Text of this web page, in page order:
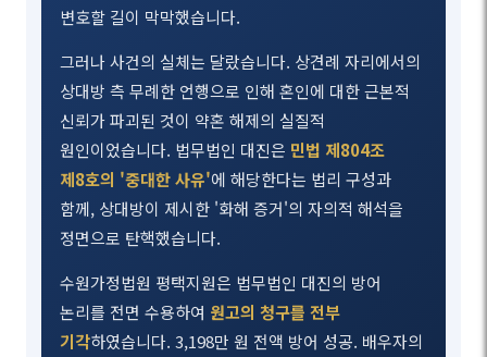
변호할 길이 막막했습니다.
그러나 사건의 실체는 달랐습니다. 상견례 자리에서의
상대방 측 무례한 언행으로 인해 혼인에 대한 근본적
신뢰가 파괴된 것이 약혼 해제의 실질적
원인이었습니다. 법무법인 대진은 민법 제804조
제8호의 '중대한 사유'에 해당한다는 법리 구성과
함께, 상대방이 제시한 '화해 증거'의 자의적 해석을
정면으로 탄핵했습니다.
수원가정법원 평택지원은 법무법인 대진의 방어
논리를 전면 수용하여 원고의 청구를 전부
기각하였습니다. 3,198만 원 전액 방어 성공. 배우자의